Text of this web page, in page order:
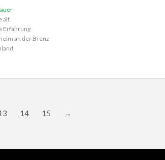
alt
Erfahrung
an der Brenz
14 15 →